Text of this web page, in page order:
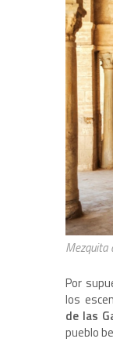
Mezquita
Por
los
de las
pueblo